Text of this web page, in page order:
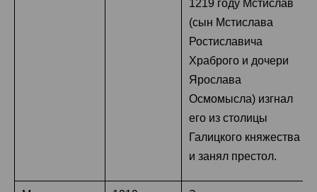
1219 году Мстислав
(сын Мстислава
Ростиславича
Храброго и дочери
Ярослава
Осмомысла) изгнал
его из столицы
Галицкого княжества
и занял престол.